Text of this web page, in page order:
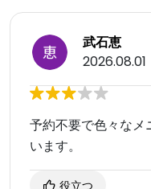
武石恵
2026.08.01
予約不要で色々なメ
います。